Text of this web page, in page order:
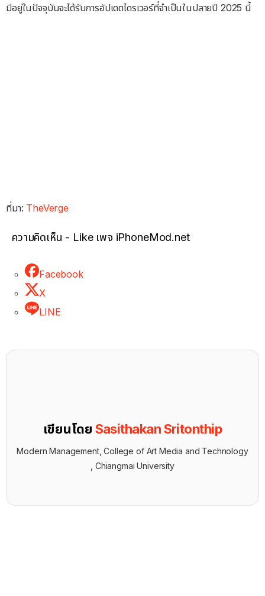
มีอยู่ในปัจจุบันจะได้รับการอัปเดตไดรเวอร์ที่จำเป็นในปลายปี 2025 นี้
ที่มา: TheVerge
ความคิดเห็น - Like เพจ iPhoneMod.net
Facebook
X
LINE
เขียนโดย Sasithakan Sritonthip
Modern Management, College of Art Media and Technology
, Chiangmai University